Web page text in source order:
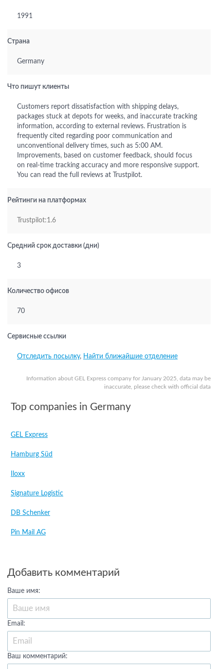
Information about GEL Express company for January 2025, data may be
inaccurate, please check with official data
1991
Страна
Germany
Что пишут клиенты
Customers report dissatisfaction with shipping delays,
packages stuck at depots for weeks, and inaccurate tracking
information, according to external reviews. Frustration is
frequently cited regarding poor communication and
unconventional delivery times, such as 5:00 AM.
Improvements, based on customer feedback, should focus
on real-time tracking accuracy and more responsive support.
You can read the full reviews at Trustpilot.
Рейтинги на платформах
Trustpilot:1.6
Средний срок доставки (дни)
3
Количество офисов
70
Сервисные ссылки
Отследить посылку, Найти ближайшие отделение
Top companies in Germany
GEL Express
Hamburg Süd
Iloxx
Signature Logistic
DB Schenker
Pin Mail AG
Добавить комментарий
Ваше имя:
Email:
Ваш комментарий: